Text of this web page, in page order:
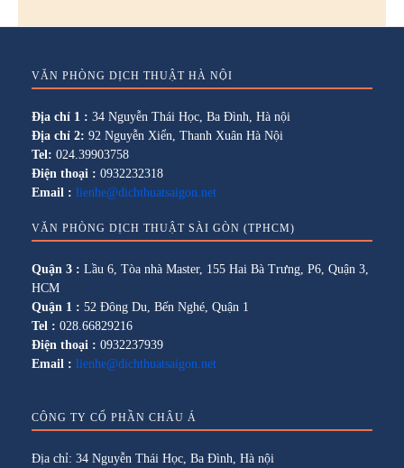
VĂN PHÒNG DỊCH THUẬT HÀ NỘI
Địa chỉ 1 : 34 Nguyễn Thái Học, Ba Đình, Hà nội
Địa chỉ 2: 92 Nguyễn Xiển, Thanh Xuân Hà Nội
Tel: 024.39903758
Điện thoại : 0932232318
Email : lienhe@dichthuatsaigon.net
VĂN PHÒNG DỊCH THUẬT SÀI GÒN (TPHCM)
Quận 3 : Lầu 6, Tòa nhà Master, 155 Hai Bà Trưng, P6, Quận 3,
HCM
Quận 1 : 52 Đông Du, Bến Nghé, Quận 1
Tel : 028.66829216
Điện thoại : 0932237939
Email : lienhe@dichthuatsaigon.net
CÔNG TY CỔ PHẦN CHÂU Á
Địa chỉ: 34 Nguyễn Thái Học, Ba Đình, Hà nội